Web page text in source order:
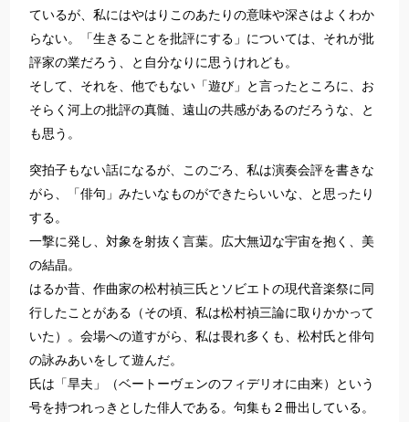
ているが、私にはやはりこのあたりの意味や深さはよくわか
らない。「生きることを批評にする」については、それが批
評家の業だろう、と自分なりに思うけれども。
そして、それを、他でもない「遊び」と言ったところに、お
そらく河上の批評の真髄、遠山の共感があるのだろうな、と
も思う。
突拍子もない話になるが、このごろ、私は演奏会評を書きな
がら、「俳句」みたいなものができたらいいな、と思ったり
する。
一撃に発し、対象を射抜く言葉。広大無辺な宇宙を抱く、美
の結晶。
はるか昔、作曲家の松村禎三氏とソビエトの現代音楽祭に同
行したことがある（その頃、私は松村禎三論に取りかかって
いた）。会場への道すがら、私は畏れ多くも、松村氏と俳句
の詠みあいをして遊んだ。
氏は「旱夫」（ベートーヴェンのフィデリオに由来）という
号を持つれっきとした俳人である。句集も２冊出している。